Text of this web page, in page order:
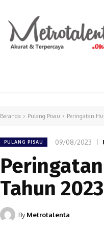
Beranda Pulang Pisau Peringatan
PULANG PISAU 09/08/2023
Tahun
By Metrotalenta